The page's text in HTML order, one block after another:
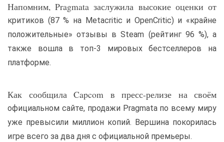
Напомним, Pragmata заслужила высокие оценки от
критиков (87 % на Metacritic и OpenCritic) и «крайне
положительные» отзывы в Steam (рейтинг 96 %), а
также вошла в топ-3 мировых бестселлеров на
платформе.
Как сообщила Capcom в пресс-релизе на своём
официальном сайте, продажи Pragmata по всему миру
уже превысили миллион копий. Вершина покорилась
игре всего за два дня с официальной премьеры.